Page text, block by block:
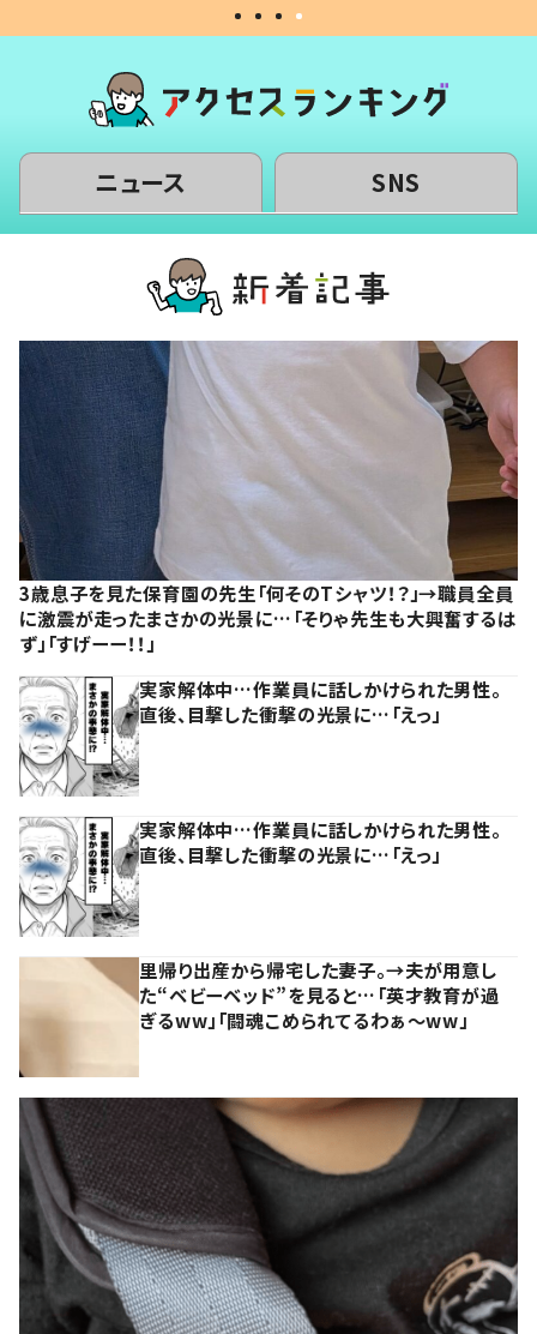
ニュース SNS
3歳息子を見た保育園の先生「何そのTシャツ！？」→職員全員
に激震が走ったまさかの光景に…「そりゃ先生も大興奮するは
ず」「すげーー！！」
実家解体中…作業員に話しかけられた男性。
直後、目撃した衝撃の光景に…「えっ」
実家解体中…作業員に話しかけられた男性。
直後、目撃した衝撃の光景に…「えっ」
里帰り出産から帰宅した妻子。→夫が用意し
た“ベビーベッド”を見ると…「英才教育が過
ぎるww」「闘魂こめられてるわぁ～ww」